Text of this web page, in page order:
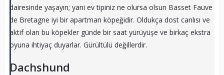
dairesinde yaşayın; yani ev tipiniz ne olursa olsun Basset Fauve
de Bretagne iyi bir apartman köpeğidir. Oldukça dost canlısı ve
aktif olan bu köpekler günde bir saat yürüyüşe ve birkaç ekstra
oyuna ihtiyaç duyarlar. Gürültülü değillerdir.
Dachshund